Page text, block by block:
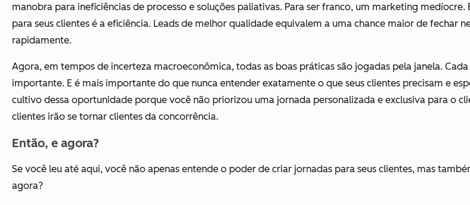
manobra para ineficiências de processo e soluções paliativas. Para ser franco, um marketing
para seus clientes é a eficiência. Leads de melhor qualidade equivalem a uma chance maior de fechar
rapidamente.
Agora, em tempos de incerteza macroeconômica, todas as boas práticas são jogadas pela janela.
importante. E é mais importante do que nunca entender exatamente o que seus clientes precisam e
cultivo dessa oportunidade porque você não priorizou uma jornada personalizada e exclusiva para o
clientes irão se tornar clientes da concorrência.
Então, e agora?
Se você leu até aqui, você não apenas entende o poder de criar jornadas para seus clientes, mas
agora?